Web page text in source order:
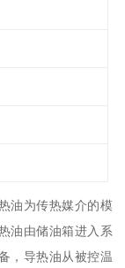
油为传热媒介的模
油由储油箱进入系
，导热油从被控温